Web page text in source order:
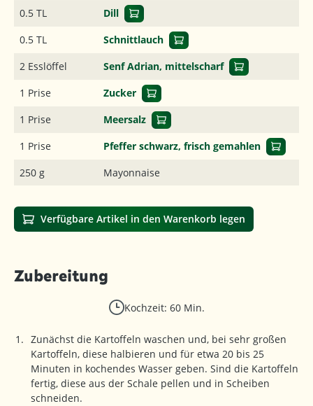
0.5 TL
Dill
0.5 TL
Schnittlauch
2 Esslöffel
Senf Adrian, mittelscharf
1 Prise
Zucker
1 Prise
Meersalz
1 Prise
Pfeffer schwarz, frisch gemahlen
250 g
Mayonnaise
Verfügbare Artikel in den Warenkorb legen
Zubereitung
Kochzeit: 60 Min.
Zunächst die Kartoffeln waschen und, bei sehr großen
Kartoffeln, diese halbieren und für etwa 20 bis 25
Minuten in kochendes Wasser geben. Sind die Kartoffeln
fertig, diese aus der Schale pellen und in Scheiben
schneiden.